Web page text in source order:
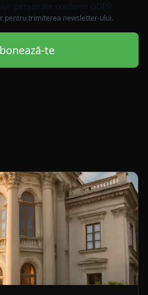
personale conform GDPR
pentru trimiterea newsletter-ului.
te